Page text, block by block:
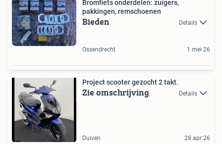
Bromfiets onderdelen: zuigers,
pakkingen, remschoenen
Bieden Details
Ossendrecht 1 mei 26
Project scooter gezocht 2 takt.
Zie omschrijving Details
Duiven 28 apr 26